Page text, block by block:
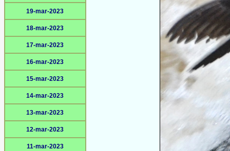
19-mar-2023
18-mar-2023
17-mar-2023
16-mar-2023
15-mar-2023
14-mar-2023
13-mar-2023
12-mar-2023
11-mar-2023